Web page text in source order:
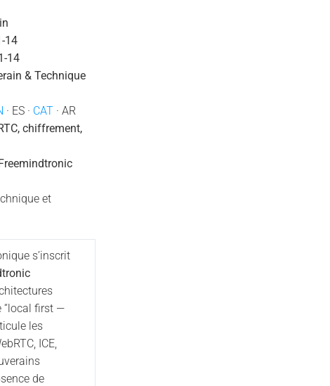
14
14
& Technique
· ES · CAT · AR
chiffrement,
et
s’inscrit
“local first —
les
ICE,
de